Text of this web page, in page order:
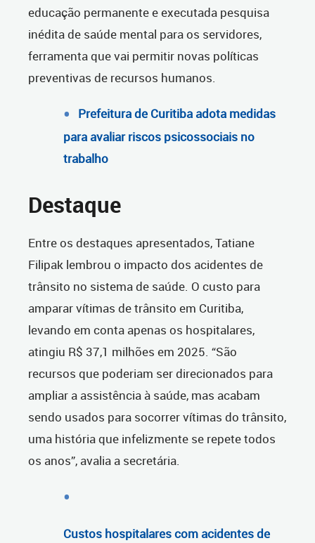
educação permanente e executada pesquisa
inédita de saúde mental para os servidores,
ferramenta que vai permitir novas políticas
preventivas de recursos humanos.
Prefeitura de Curitiba adota medidas
para avaliar riscos psicossociais no
trabalho
Destaque
Entre os destaques apresentados, Tatiane
Filipak lembrou o impacto dos acidentes de
trânsito no sistema de saúde. O custo para
amparar vítimas de trânsito em Curitiba,
levando em conta apenas os hospitalares,
atingiu R$ 37,1 milhões em 2025. “São
recursos que poderiam ser direcionados para
ampliar a assistência à saúde, mas acabam
sendo usados para socorrer vítimas do trânsito,
uma história que infelizmente se repete todos
os anos”, avalia a secretária.
Custos hospitalares com acidentes de